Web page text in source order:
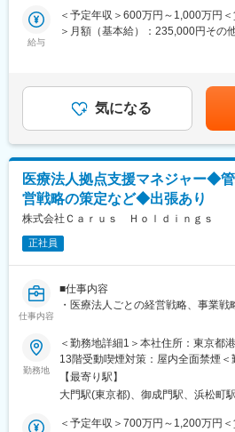
☆エリアマネージャー
・５か所程度の複数事業所の統括マ
止、新規開拓、ご利用者のフォロー
などの施設運営における全般的なマ
・連携先の開拓（病院や居宅介護支
等）という３つの経営指標に基づく
ント
・イノベーティブな企画・取り組み
の強化
☆エリアマネージャー候補
エリアマネージャーのポストに空き
の職種（生活支援員など）や役割と
場合があります。
身体介助・入浴介助・排泄介助・食
エリアマネージャーへ職種変更時に
５か所程度の複数事業所の統括マネ
です。
老人ホーム、障がい・認知症グル
給与
＜予定年収＞600万円～1,000万円
＞月額（基本給）：235,000円その
訳役職手当：188,000円（固定時
遇改善手当：62,000円特定処遇改
超過分は別途支給賞与は会社業績・
の有無と金額を決定半期ごとの業績
あり賃金はあくまでも目安の金額で
可能性があります。月給(月額)は固
気になる
医療法人拠点支援マネジャー◆
営戦略の策定など◆出張あり
株式会社Ｃａｒｕｓ Ｈｏｌｄｉｎｇｓ
正社員
仕事内容
■仕事内容
・医療法人ごとの経営戦略、事業戦
などとの連携業務
・クリニックの経営収支・財務諸表
元々地域で長く運営をされていた診
継ぎ、日本のそれぞれの地域での医
くことをビジョンに掲げて、法人
勤務地
＜勤務地詳細1＞本社住所：東京都
13階受動喫煙対策：屋内全面禁煙
設住所：神奈川県 受動喫煙対策：
埼玉県の各施設住所：埼玉県 受動喫
【最寄り駅】
大門駅(東京都)、御成門駅、浜松町駅
＜予定年収＞700万円～1,200万円